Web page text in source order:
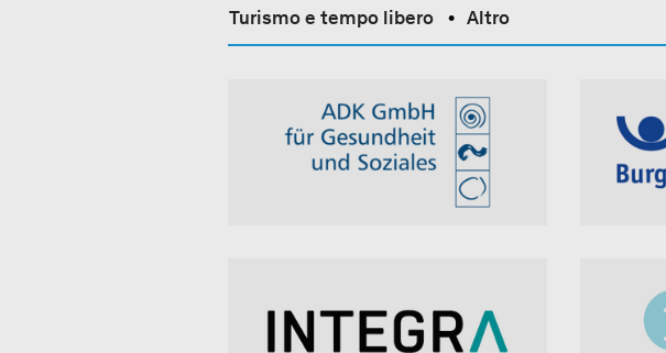
Turismo e tempo libero
Altro